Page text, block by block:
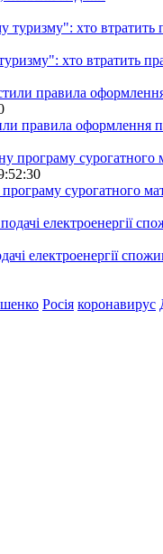
хто втратить
правила оформлення
сурогатного
електроенергії
Росія коронавирус